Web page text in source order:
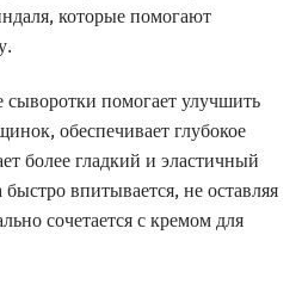
которые помогают
сыворотки помогает улучшить
обеспечивает глубокое
более гладкий и эластичный
впитывается, не оставляя
сочетается с кремом для